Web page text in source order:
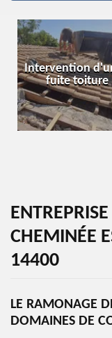
Intervention
fuite toiture
CHEMINÉE
14400
LE RAMONAGE
DOMAINES DE